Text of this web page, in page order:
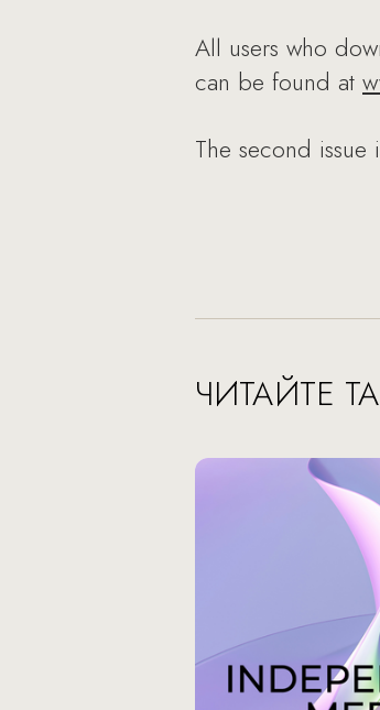
All users who
can be found at
The second
ЧИТАЙТЕ